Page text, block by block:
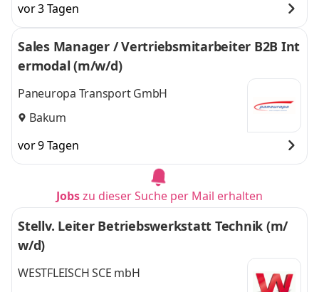
vor 3 Tagen
Sales Manager / Vertriebsmitarbeiter B2B Int
ermodal (m/w/d)
Paneuropa Transport GmbH
Bakum
vor 9 Tagen
Jobszu dieser Suche per Mail erhalten
Stellv. Leiter Betriebswerkstatt Technik (m/
w/d)
WESTFLEISCH SCE mbH